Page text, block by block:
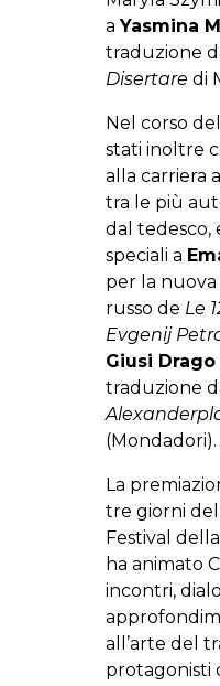
aYasmina
traduzione
Disertare di
Nel corso
stati inoltre
alla carriera
tra le più
dal tedesco,
speciali a
per la
russo de Le
Evgenij
Giusi Drago
traduzione
(Mondadori).
La
tre giorni del
Festival
ha animato
incontri,
all’arte del
protagonisti